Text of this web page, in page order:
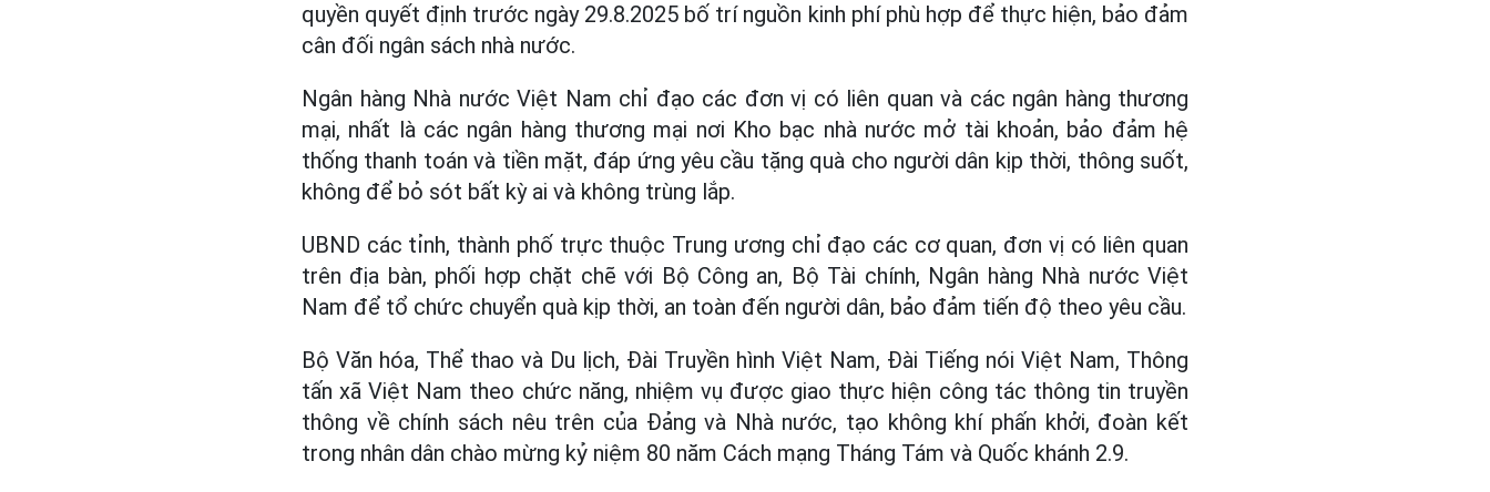
quyền quyết định trước ngày 29.8.2025 bố trí nguồn kinh phí phù hợp để thực hiện, bảo đảm
cân đối ngân sách nhà nước.
Ngân hàng Nhà nước Việt Nam chỉ đạo các đơn vị có liên quan và các ngân hàng thương
mại, nhất là các ngân hàng thương mại nơi Kho bạc nhà nước mở tài khoản, bảo đảm hệ
thống thanh toán và tiền mặt, đáp ứng yêu cầu tặng quà cho người dân kịp thời, thông suốt,
không để bỏ sót bất kỳ ai và không trùng lắp.
UBND các tỉnh, thành phố trực thuộc Trung ương chỉ đạo các cơ quan, đơn vị có liên quan
trên địa bàn, phối hợp chặt chẽ với Bộ Công an, Bộ Tài chính, Ngân hàng Nhà nước Việt
Nam để tổ chức chuyển quà kịp thời, an toàn đến người dân, bảo đảm tiến độ theo yêu cầu.
Bộ Văn hóa, Thể thao và Du lịch, Đài Truyền hình Việt Nam, Đài Tiếng nói Việt Nam, Thông
tấn xã Việt Nam theo chức năng, nhiệm vụ được giao thực hiện công tác thông tin truyền
thông về chính sách nêu trên của Đảng và Nhà nước, tạo không khí phấn khởi, đoàn kết
trong nhân dân chào mừng kỷ niệm 80 năm Cách mạng Tháng Tám và Quốc khánh 2.9.